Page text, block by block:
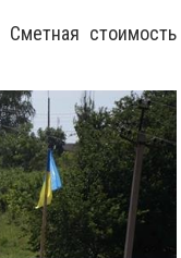
Сметная стоимость